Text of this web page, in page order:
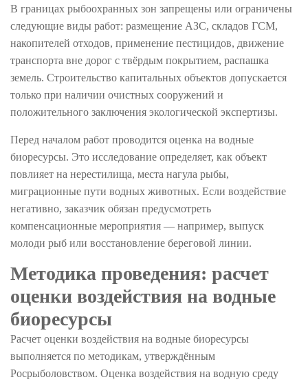
В границах рыбоохранных зон запрещены или ограничены
следующие виды работ: размещение АЗС, складов ГСМ,
накопителей отходов, применение пестицидов, движение
транспорта вне дорог с твёрдым покрытием, распашка
земель. Строительство капитальных объектов допускается
только при наличии очистных сооружений и
положительного заключения экологической экспертизы.
Перед началом работ проводится оценка на водные
биоресурсы. Это исследование определяет, как объект
повлияет на нерестилища, места нагула рыбы,
миграционные пути водных животных. Если воздействие
негативно, заказчик обязан предусмотреть
компенсационные мероприятия — например, выпуск
молоди рыб или восстановление береговой линии.
Методика проведения: расчет
оценки воздействия на водные
биоресурсы
Расчет оценки воздействия на водные биоресурсы
выполняется по методикам, утверждённым
Росрыболовством. Оценка воздействия на водную среду